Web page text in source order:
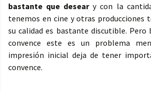
bastante que deseary con la
tenemos en cine y otras producciones
su calidad es bastante discutible.
convence este es un problema
impresión inicial deja de tener
convence.